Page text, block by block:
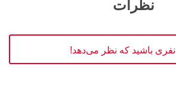
نظرات
نفری باشید که نظر می‌دهد!